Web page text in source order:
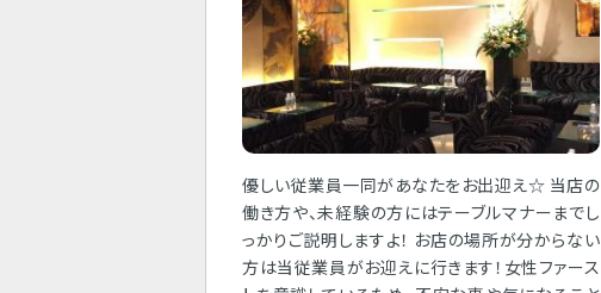
優しい従業員一同があなたをお出迎え☆ 当店の
働き方や、未経験の方にはテーブルマナーまでし
っかりご説明しますよ！ お店の場所が分からない
方は当従業員がお迎えに行きます！女性ファース